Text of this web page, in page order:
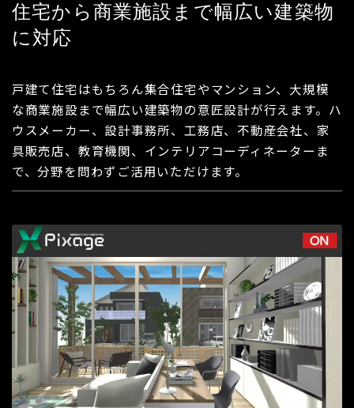
住宅から商業施設まで幅広い建築物
に対応
戸建て住宅はもちろん集合住宅やマンション、大規模
な商業施設まで幅広い建築物の意匠設計が行えます。ハ
ウスメーカー、設計事務所、工務店、不動産会社、家
具販売店、教育機関、インテリアコーディネーターま
で、分野を問わずご活用いただけます。